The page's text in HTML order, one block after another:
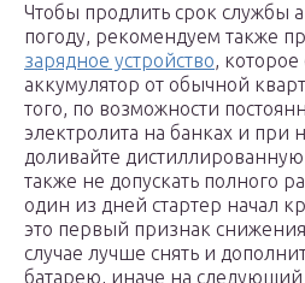
Чтобы продлить срок службы
погоду, рекомендуем также
зарядное устройство, которое
аккумулятор от обычной
того, по возможности
электролита на банках и при
доливайте
также не допускать полного
один из дней стартер начал
это первый признак
случае лучше снять и
батарею, иначе на